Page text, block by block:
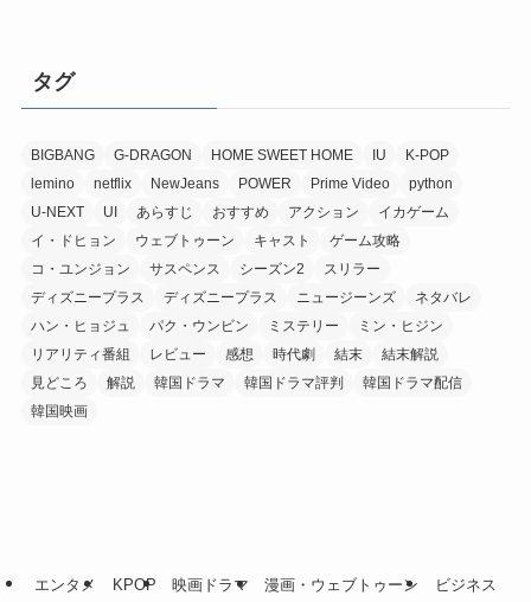
タグ
BIGBANG G-DRAGON HOME SWEET HOME IU
K-POP
lemino
netflix NewJeans POWER Prime Video
python
U-NEXT
UI あらすじ おすすめ アクション
イカゲーム
イ・ドヒョン
ウェブトゥーン キャスト
ゲーム攻略
コ・ユンジョン
サスペンス シーズン2
スリラー
ディズニープラス
ディズニープラス ニュージーンズ
ネタバレ
ハン・ヒョジュ
パク・ウンビン ミステリー
ミン・ヒジン
リアリティ番組
レビュー 感想 時代劇 結末
結末解説
見どころ
解説 韓国ドラマ 韓国ドラマ評判
韓国ドラマ配信
韓国映画
エンタメ KPOP 映画ドラマ 漫画・ウェブトゥーン ビジネス